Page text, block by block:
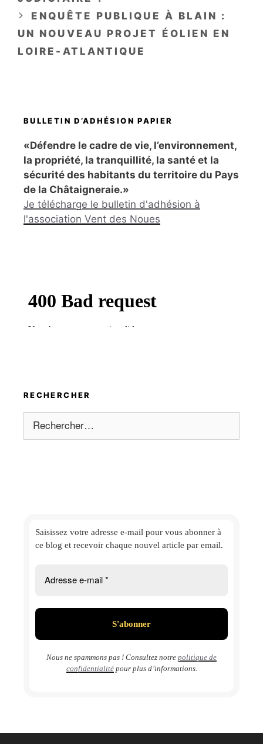
ENQUÊTE PUBLIQUE À BLAIN :
UN NOUVEAU PROJET ÉOLIEN EN
LOIRE-ATLANTIQUE
BULLETIN D’ADHÉSION PAPIER
«Défendre le cadre de vie, l’environnement,
la propriété, la tranquillité, la santé et la
sécurité des habitants du territoire du Pays
de la Châtaigneraie.»
Je télécharge le bulletin d'adhésion à
l'association Vent des Noues
RECHERCHER
Rechercher :
Saisissez votre adresse e-mail pour vous abonner à
ce blog et recevoir chaque nouvel article par email.
Nous ne spammons pas ! Consultez notre politique de
confidentialitépour plus d’informations.